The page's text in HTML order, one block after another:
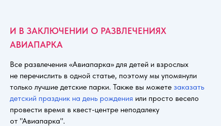
И В ЗАКЛЮЧЕНИИ О РАЗВЛЕЧЕНИЯХ
АВИАПАРКА
Все развлечения «Авиапарка» для детей и взрослых
не перечислить в одной статье, поэтому мы упомянули
только лучшие детские парки. Также вы можете заказать
детский праздник на день рождения или просто весело
провести время в квест-центре неподалеку
от "Авиапарка".